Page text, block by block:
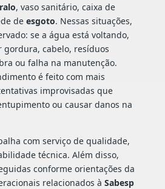
ralo, vaso sanitário, caixa de
de esgoto. Nessas situações,
se a água está voltando,
gordura, cabelo, resíduos
ou falha na manutenção.
é feito com mais
improvisadas que
ou causar danos na
com serviço de qualidade,
técnica. Além disso,
conforme orientações da
relacionados à Sabesp